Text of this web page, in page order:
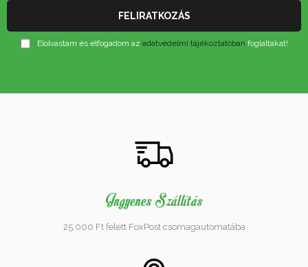
Elolvastam és elfogadom az adatvédelmi tájékoztatóban foglaltakat!
Ingyenes Szállítás
25.000 Ft felett FoxPost csomagautomatába